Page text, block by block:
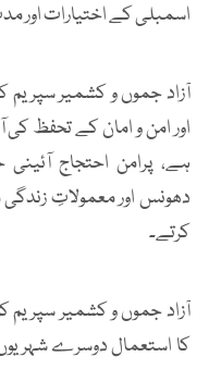
اسمبلی کے اختیارات اور
آزاد جموں و کشمیر سپریم
اور امن و امان کے تحفظ کی
ہے، پرامن احتجاج
دھونس اور معمولاتِ
کرتے۔
آزاد جموں و کشمیر
کا استعمال دوسرے